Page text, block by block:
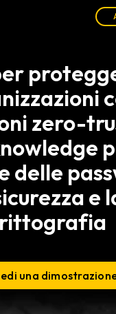
zero-
delle
e
una